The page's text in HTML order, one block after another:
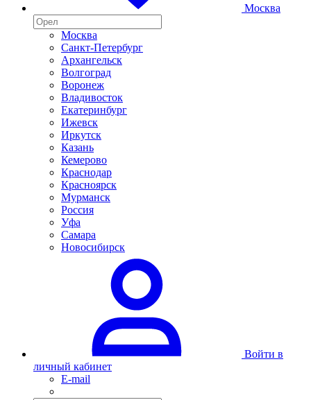
Москва
Москва
Санкт-Петербург
Архангельск
Волгоград
Воронеж
Владивосток
Екатеринбург
Ижевск
Иркутск
Казань
Кемерово
Краснодар
Красноярск
Мурманск
Россия
Уфа
Самара
Новосибирск
Войти в
личный кабинет
E-mail